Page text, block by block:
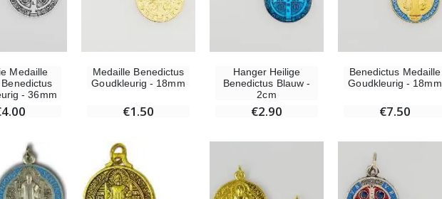
Medaille
- 36mm
Medaille Benedictus
Goudkleurig - 18mm
€1.50
Hanger Heilige
Benedictus Blauw -
2cm
€2.90
Benedictus Medaille
Goudkleurig - 18mm
€7.50
Willow Tree Engel - Guardian Angel (Beschermengel) - 14 cm
€59.90
6 Doorgekleurde Kaarsen Wit